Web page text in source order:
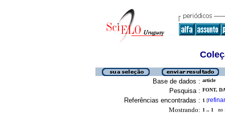
Base de dados : article
Pesquisa : FONT,
Referências encontradas : 1 [refinar
Mostrando: 1 .. 1 no